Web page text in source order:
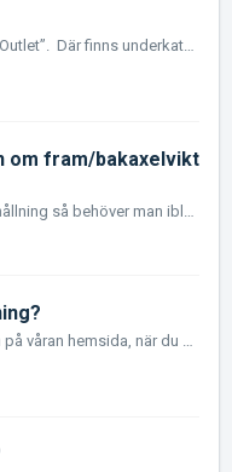
Här på sajten hittar du kategorin ”Outlet”. Där finns underkategorierna väghållning, belysning, fälg, exteriör, interiör och performance. Det är där ...
om fram/bakaxelvikt
Vid köp av tex sänkningsats/väghållning så behöver man ibland veta vilken fram/bakaxelvikt bilen har för att välja rätt produkt. Informationen brukar finn...
För att lägga en order så går du in på våran hemsida, när du har hittat den/dom produkterna som du vill ha och lagt dom i varukorgen så går du vidare genom ...